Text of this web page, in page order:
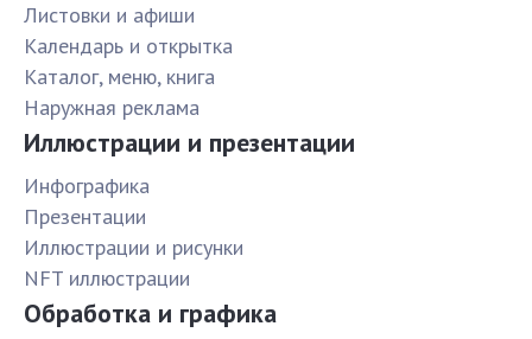
Листовки и афиши
Календарь и открытка
Каталог, меню, книга
Наружная реклама
Иллюстрации и презентации
Инфографика
Презентации
Иллюстрации и рисунки
NFT иллюстрации
Обработка и графика